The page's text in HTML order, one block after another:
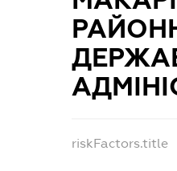
riskFactors.title